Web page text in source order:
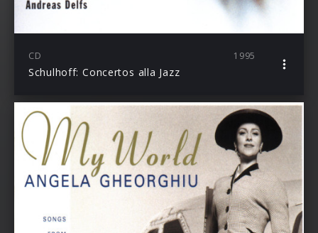
CD 1995
Schulhoff: Concertos alla Jazz